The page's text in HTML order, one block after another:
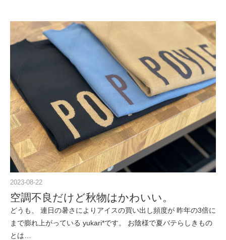
2023-08-22
空調不良だけど秋物はかわいい。
どうも、 連日の暑さによりアイスの買い出し頻度が 昨年の3倍に
まで膨れ上がっている yukari*です。 お陰様で夏バテらしきもの
とは…